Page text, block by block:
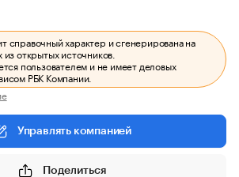
справочный характер и сгенерирована на
открытых источников.
пользователем и не имеет деловых
РБК Компании.
Управлять компанией
Поделиться